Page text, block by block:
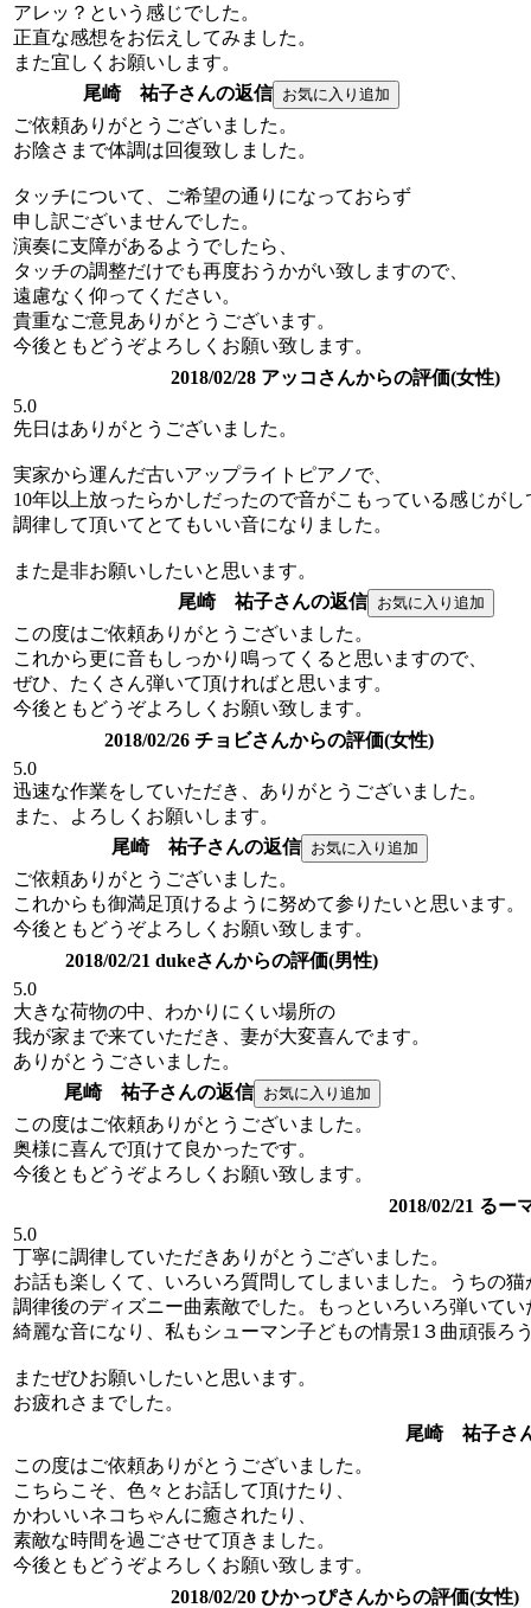
アレッ？という感じでした。
正直な感想をお伝えしてみました。
また宜しくお願いします。
尾崎 祐子さんの返信
ご依頼ありがとうございました。
お陰さまで体調は回復致しました。
タッチについて、ご希望の通りになっておらず
申し訳ございませんでした。
演奏に支障があるようでしたら、
タッチの調整だけでも再度おうかがい致しますので、
遠慮なく仰ってください。
貴重なご意見ありがとうございます。
今後ともどうぞよろしくお願い致します。
2018/02/28 アッコさんからの評価(女性)
5.0
先日はありがとうございました。
実家から運んだ古いアップライトピアノで、
10年以上放ったらかしだったので音がこもっている感じが
調律して頂いてとてもいい音になりました。
また是非お願いしたいと思います。
尾崎 祐子さんの返信
この度はご依頼ありがとうございました。
これから更に音もしっかり鳴ってくると思いますので、
ぜひ、たくさん弾いて頂ければと思います。
今後ともどうぞよろしくお願い致します。
2018/02/26 チョビさんからの評価(女性)
5.0
迅速な作業をしていただき、ありがとうございました。
また、よろしくお願いします。
尾崎 祐子さんの返信
ご依頼ありがとうございました。
これからも御満足頂けるように努めて参りたいと思います。
今後ともどうぞよろしくお願い致します。
2018/02/21 dukeさんからの評価(男性)
5.0
大きな荷物の中、わかりにくい場所の
我が家まで来ていただき、妻が大変喜んでます。
ありがとうごさいました。
尾崎 祐子さんの返信
この度はご依頼ありがとうございました。
奥様に喜んで頂けて良かったです。
今後ともどうぞよろしくお願い致します。
2018/02/21 るー
5.0
丁寧に調律していただきありがとうございました。
お話も楽しくて、いろいろ質問してしまいました。うちの
調律後のディズニー曲素敵でした。もっといろいろ弾いて
綺麗な音になり、私もシューマン子どもの情景1３曲頑張ろ
またぜひお願いしたいと思います。
お疲れさまでした。
尾崎 祐子さ
この度はご依頼ありがとうございました。
こちらこそ、色々とお話して頂けたり、
かわいいネコちゃんに癒されたり、
素敵な時間を過ごさせて頂きました。
今後ともどうぞよろしくお願い致します。
2018/02/20 ひかっぴさんからの評価(女性)